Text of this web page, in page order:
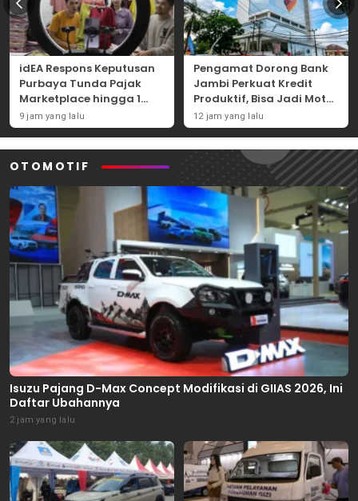
idEA Respons Keputusan
Purbaya Tunda Pajak
Marketplace hingga 1
November 2026
9 jam yang lalu
Pengamat Dorong Bank
Jambi Perkuat Kredit
Produktif, Bisa Jadi Motor
Ekonomi Daerah
12 jam yang lalu
OTOMOTIF
Isuzu Pajang D-Max Concept Modifikasi di GIIAS 2026, Ini
Daftar Ubahannya
2 jam yang lalu